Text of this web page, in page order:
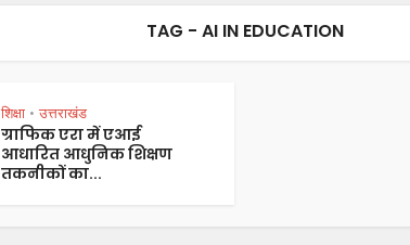
TAG - AI IN EDUCATION
शिक्षा • उत्तराखंड
ग्राफिक एरा में एआई
आधारित आधुनिक शिक्षण
तकनीकों का...